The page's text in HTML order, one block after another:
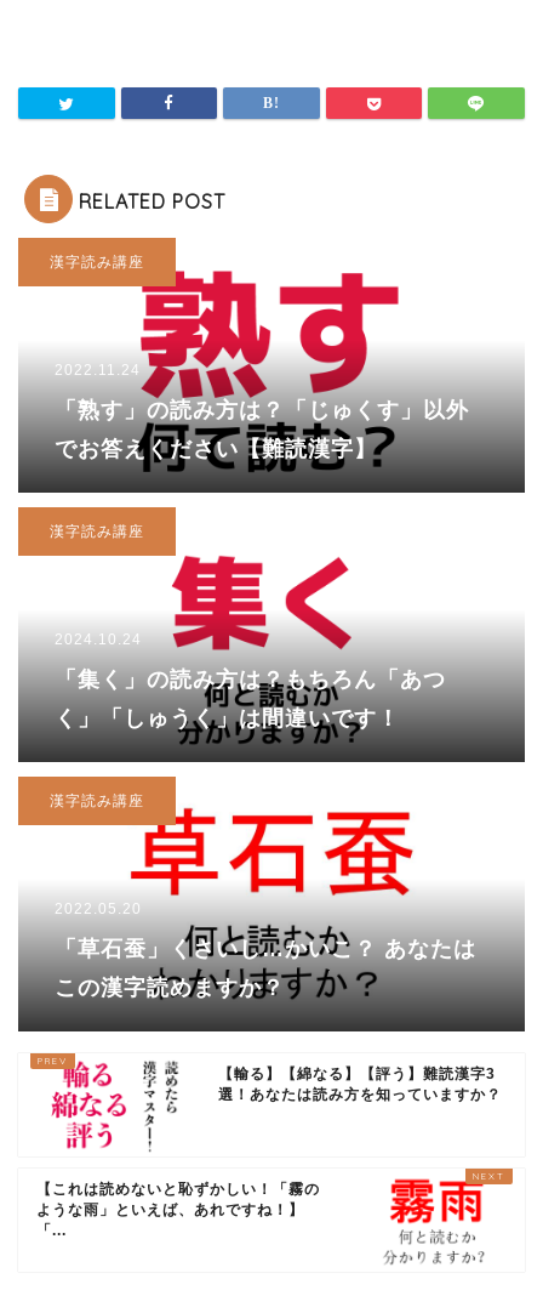
RELATED POST
漢字読み講座
2022.11.24
「熟す」の読み方は？「じゅくす」以外
でお答えください【難読漢字】
漢字読み講座
2024.10.24
「集く」の読み方は？もちろん「あつ
く」「しゅうく」は間違いです！
漢字読み講座
2022.05.20
「草石蚕」くさいし…かいこ？ あなたは
この漢字読めますか？
【輸る】【綿なる】【評う】難読漢字3
選！あなたは読み方を知っていますか？
【これは読めないと恥ずかしい！「霧の
ような雨」といえば、あれですね！】
「...